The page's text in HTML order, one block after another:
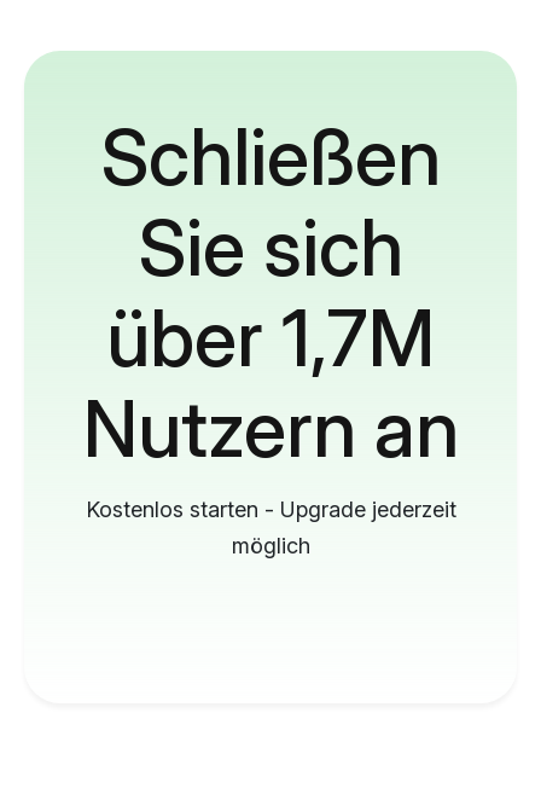
Schließen
Sie sich
über 1,7M
Nutzern an
Kostenlos starten - Upgrade jederzeit
möglich